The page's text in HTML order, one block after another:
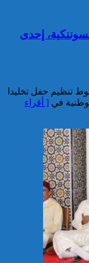
إحدى
تنظيم حفل تخليدا
في [ أقراء